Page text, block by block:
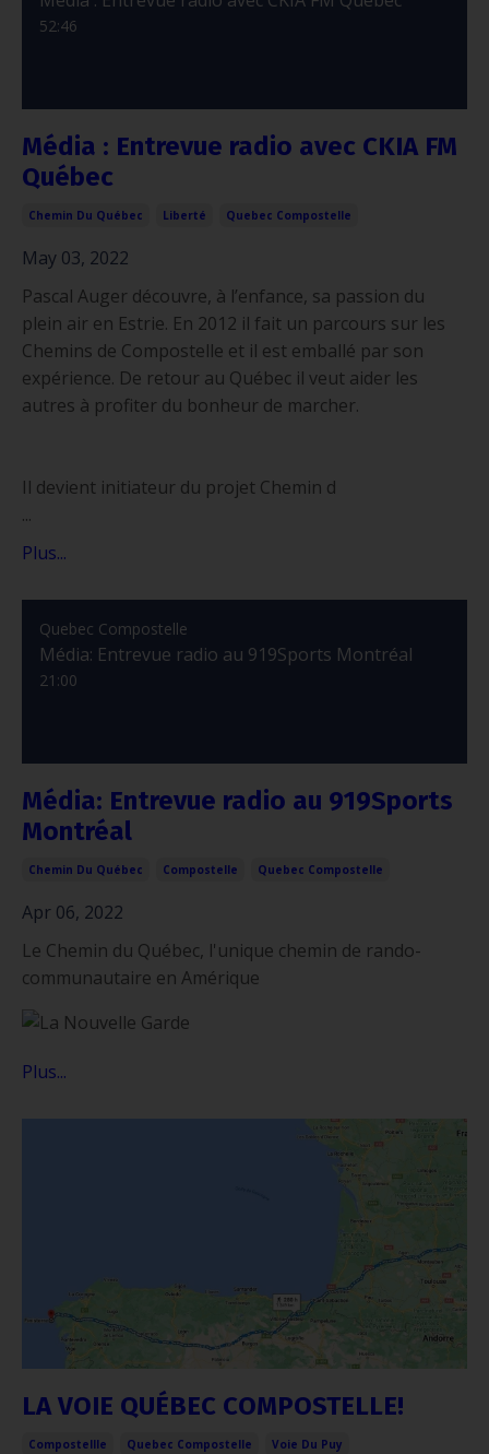
52:46
Média : Entrevue radio avec CKIA FM
Québec
Chemin Du Québec Liberté Quebec Compostelle
May 03, 2022
Pascal Auger découvre, à l’enfance, sa passion du
plein air en Estrie. En 2012 il fait un parcours sur les
Chemins de Compostelle et il est emballé par son
expérience. De retour au Québec il veut aider les
autres à profiter du bonheur de marcher.
Il devient initiateur du projet Chemin d
...
Plus...
Quebec Compostelle
Média: Entrevue radio au 919Sports Montréal
21:00
Média: Entrevue radio au 919Sports
Montréal
Chemin Du Québec Compostelle Quebec Compostelle
Apr 06, 2022
Le Chemin du Québec, l'unique chemin de rando-
communautaire en Amérique
Plus...
LA VOIE QUÉBEC COMPOSTELLE!
Compostellle Quebec Compostelle Voie Du Puy